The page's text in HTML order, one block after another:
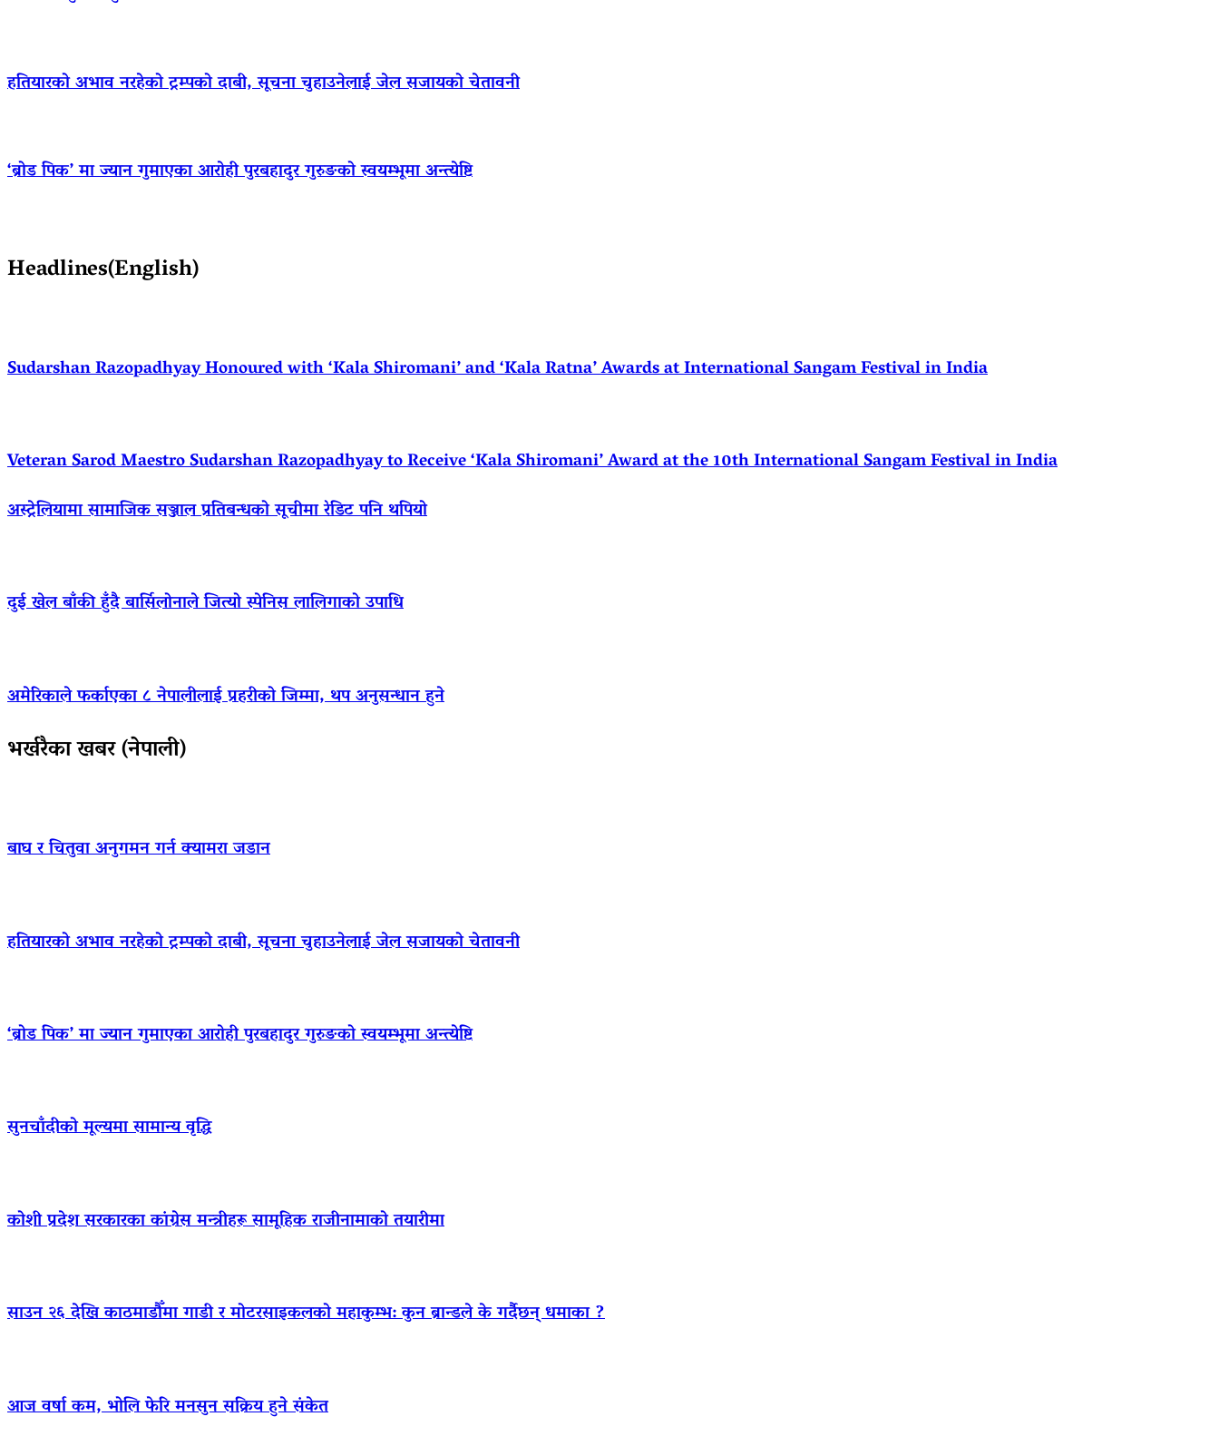
हतियारको अभाव नरहेको ट्रम्पको दाबी, सूचना चुहाउनेलाई जेल सजायको चेतावनी
‘ब्रोड पिक’ मा ज्यान गुमाएका आराेही पुरबहादुर गुरुङको स्वयम्भूमा अन्त्येष्टि
Headlines(English)
Sudarshan Razopadhyay Honoured with ‘Kala Shiromani’ and ‘Kala Ratna’ Awards at International Sangam Festival in India
Veteran Sarod Maestro Sudarshan Razopadhyay to Receive ‘Kala Shiromani’ Award at the 10th International Sangam Festival in India
अस्ट्रेलियामा सामाजिक सञ्जाल प्रतिबन्धको सूचीमा रेडिट पनि थपियो
दुई खेल बाँकी हुँदै बार्सिलोनाले जित्यो स्पेनिस लालिगाको उपाधि
अमेरिकाले फर्काएका ८ नेपालीलाई प्रहरीको जिम्मा, थप अनुसन्धान हुने
भर्खरैका खबर (नेपाली)
बाघ र चितुवा अनुगमन गर्न क्यामरा जडान
हतियारको अभाव नरहेको ट्रम्पको दाबी, सूचना चुहाउनेलाई जेल सजायको चेतावनी
‘ब्रोड पिक’ मा ज्यान गुमाएका आराेही पुरबहादुर गुरुङको स्वयम्भूमा अन्त्येष्टि
सुनचाँदीको मूल्यमा सामान्य वृद्धि
कोशी प्रदेश सरकारका कांग्रेस मन्त्रीहरू सामूहिक राजीनामाको तयारीमा
साउन २६ देखि काठमाडौँमा गाडी र मोटरसाइकलको महाकुम्भ: कुन ब्रान्डले के गर्दैछन् धमाका ?
आज वर्षा कम, भोलि फेरि मनसुन सक्रिय हुने संकेत